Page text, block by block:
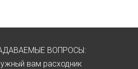
ВОПРОСЫ:
вам расходник